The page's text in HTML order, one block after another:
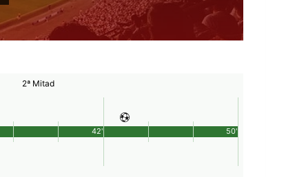
2ª Mitad
50'
42'